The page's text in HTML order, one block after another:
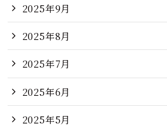
2025年9月
2025年8月
2025年7月
2025年6月
2025年5月